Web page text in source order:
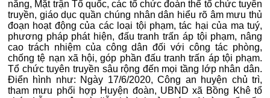
năng, Mặt trận Tổ quốc, các tổ chức đoàn thể tổ chức tuyên
truyền, giáo dục quần chúng nhân dân hiểu rõ âm mưu thủ
đoạn hoạt động của các loại tội phạm, tác hại của ma tuý,
phương pháp phát hiện, đấu tranh trấn áp tội phạm, nâng
cao trách nhiệm của công dân đối với công tác phòng,
chống tệ nạn xã hội, góp phần đấu tranh trấn áp tội phạm.
Tổ chức tuyên truyền sâu rộng đến mọi tầng lớp nhân dân.
Điển hình như: Ngày 17/6/2020, Công an huyện chủ trì,
tham mưu phối hợp Huyện đoàn, UBND xã Bồng Khê tổ